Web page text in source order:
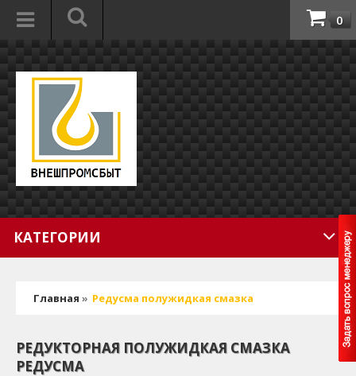
0
КАТЕГОРИИ
Главная » Редусма полужидкая смазка
РЕДУКТОРНАЯ ПОЛУЖИДКАЯ СМАЗКА
РЕДУСМА